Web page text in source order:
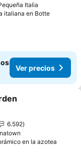
Italia
italiana en BotteVer
Ver precios
6.592
en la azotea